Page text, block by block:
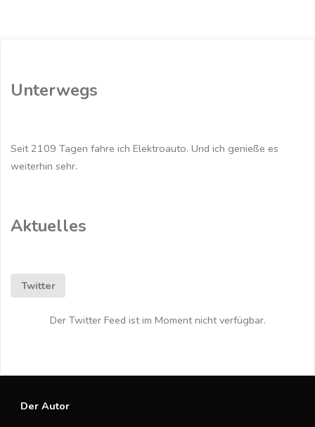
Baustellen
Leipzig"
Unterwegs
Seit 2109 Tagen fahre ich Elektroauto. Und ich genieße es
weiterhin sehr.
Aktuelles
Twitter
Der Twitter Feed ist im Moment nicht verfügbar.
Der Autor